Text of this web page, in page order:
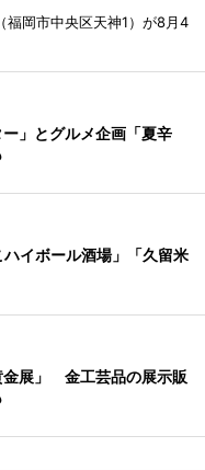
福岡市中央区天神1）が8月4
」とグルメ企画「夏辛
イボール酒場」「久留米
金展」 金工芸品の展示販